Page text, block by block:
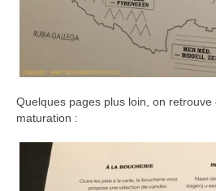
Quelques pages plus loin, on
maturation :